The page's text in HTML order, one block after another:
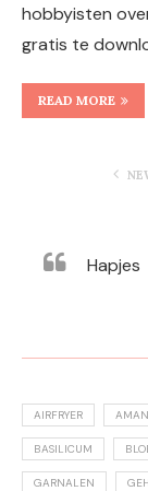
hobbyisten
gratis te
READ MORE
Hapjes
AIRFRYER
BASILICUM
GARNALEN